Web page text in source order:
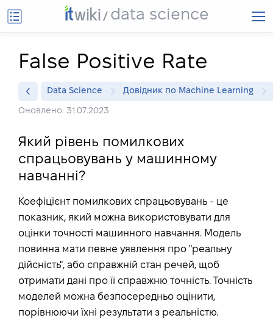
data science
False Positive Rate
Data Science Довідник по Machine Learning
Оновлено: 31.07.2023
Який рівень помилкових
спрацьовувань у машинному
навчанні?
Коефіцієнт помилкових спрацьовувань - це
показник, який можна використовувати для
оцінки точності машинного навчання. Модель
повинна мати певне уявлення про "реальну
дійсність", або справжній стан речей, щоб
отримати дані про її справжню точність. Точність
моделей можна безпосередньо оцінити,
порівнюючи їхні результати з реальністю.